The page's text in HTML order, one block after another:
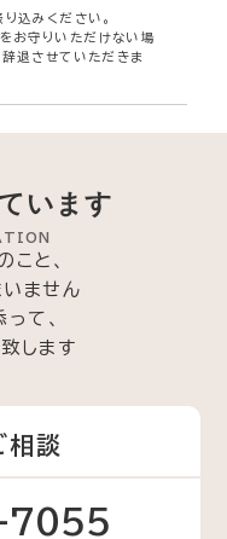
込みください。
をお守りいただけない場
退させていただきま
います
こと、
ません
て、
します
相談
7055